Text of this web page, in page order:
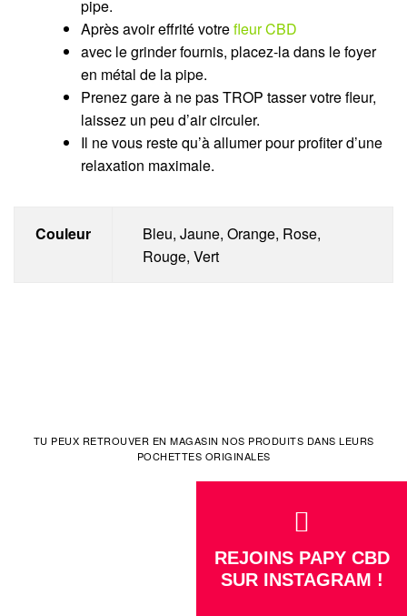
pipe.
Après avoir effrité votrefleur CBD
avec le grinder fournis, placez-la dans le foyer
en métal de la pipe.
Prenez gare à ne pas TROP tasser votre fleur,
laissez un peu d’air circuler.
Il ne vous reste qu’à allumer pour profiter d’une
relaxation maximale.
Couleur
Bleu, Jaune, Orange, Rose,
Rouge, Vert
TU PEUX RETROUVER EN MAGASIN NOS PRODUITS DANS LEURS
POCHETTES ORIGINALES
REJOINS PAPY CBD
SUR INSTAGRAM !